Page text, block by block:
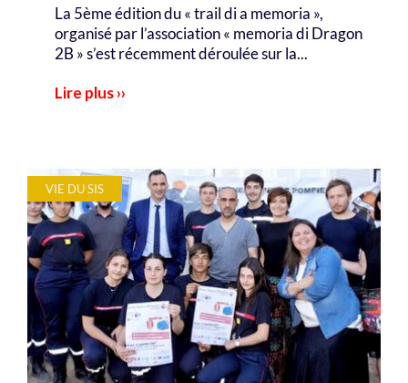
La 5ème édition du « trail di a memoria »,
organisé par l’association « memoria di Dragon
2B » s’est récemment déroulée sur la...
Lire plus ››
VIE DU SIS